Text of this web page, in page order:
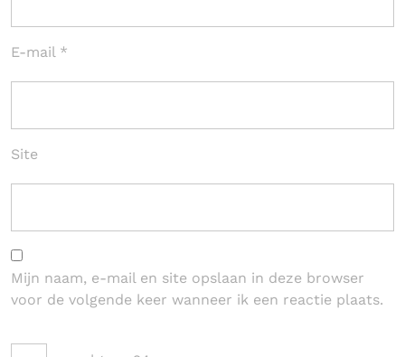
E-mail *
Site
Mijn naam, e-mail en site opslaan in deze browser
voor de volgende keer wanneer ik een reactie plaats.